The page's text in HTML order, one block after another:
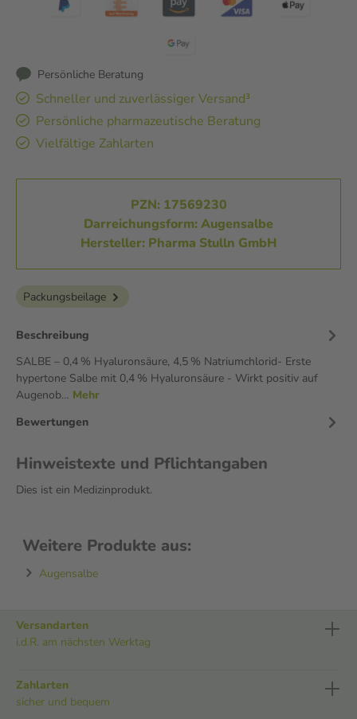
Persönliche Beratung
Schneller und zuverlässiger Versand³
Persönliche pharmazeutische Beratung
Vielfältige Zahlarten
PZN: 17569230
Darreichungsform: Augensalbe
Hersteller: Pharma Stulln GmbH
Packungsbeilage
Beschreibung
SALBE – 0,4 % Hyaluronsäure, 4,5 % Natriumchlorid- Erste
hypertone Salbe mit 0,4 % Hyaluronsäure - Wirkt positiv auf
Augenob… Mehr
Bewertungen
Hinweistexte und Pflichtangaben
Dies ist ein Medizinprodukt.
Weitere Produkte aus:
Augensalbe
Versandarten
i.d.R. am nächsten Werktag
Zahlarten
sicher und bequem